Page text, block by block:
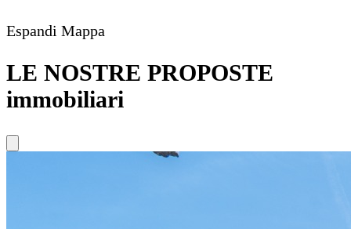
+
−
Espandi Mappa
LE NOSTRE PROPOSTE
immobiliari